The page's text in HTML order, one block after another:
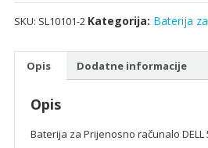
SKU: SL10101-2 Kategorija: Baterija
Opis Dodatne informacije
Opis
Baterija za Prijenosno računalo DELL